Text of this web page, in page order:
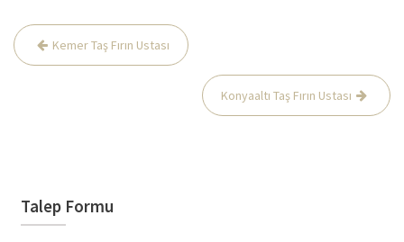
Yazı
gezinmesi
Kemer Taş Fırın Ustası
Konyaaltı Taş Fırın Ustası
Talep Formu